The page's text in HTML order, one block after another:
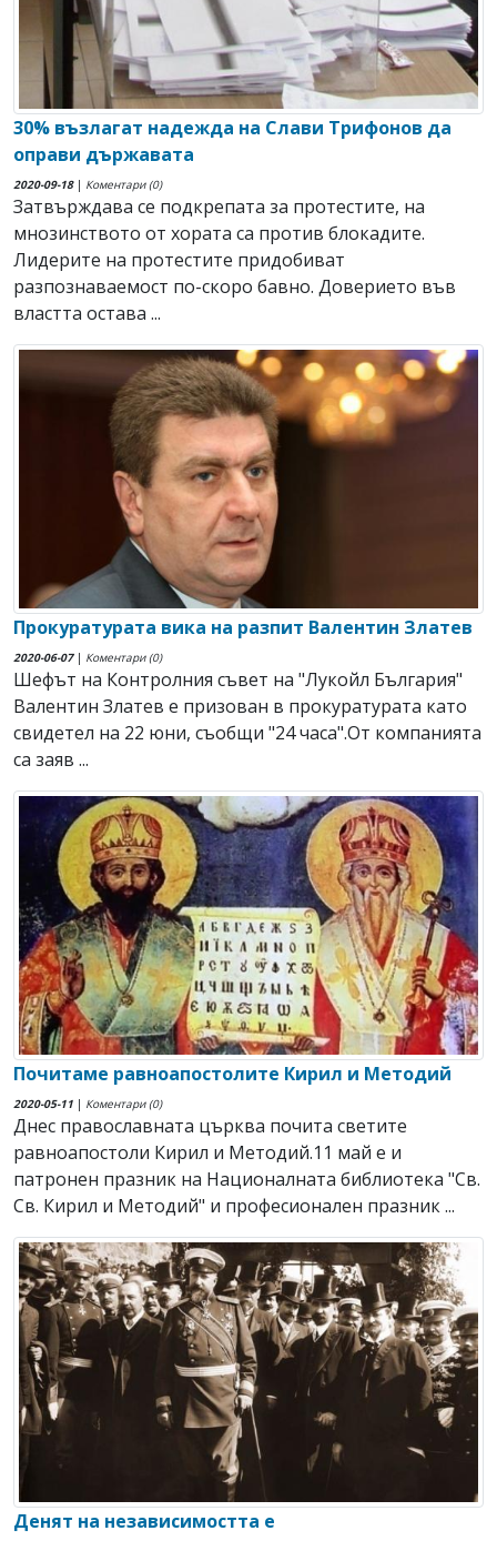
30% възлагат надежда на Слави Трифонов да
оправи държавата
2020-09-18| Коментари (0)
Затвърждава се подкрепата за протестите, на
мнозинството от хората са против блокадите.
Лидерите на протестите придобиват
разпознаваемост по-скоро бавно. Доверието във
властта остава ...
Прокуратурата вика на разпит Валентин Златев
2020-06-07| Коментари (0)
Шефът на Контролния съвет на "Лукойл България"
Валентин Златев е призован в прокуратурата като
свидетел на 22 юни, съобщи "24 часа".От компанията
са заяв ...
Почитаме равноапостолите Кирил и Методий
2020-05-11 | Коментари (0)
Днес православната църква почита светите
равноапостоли Кирил и Методий.11 май е и
патронен празник на Националната библиотека "Св.
Св. Кирил и Методий" и професионален празник ...
Денят на независимостта е